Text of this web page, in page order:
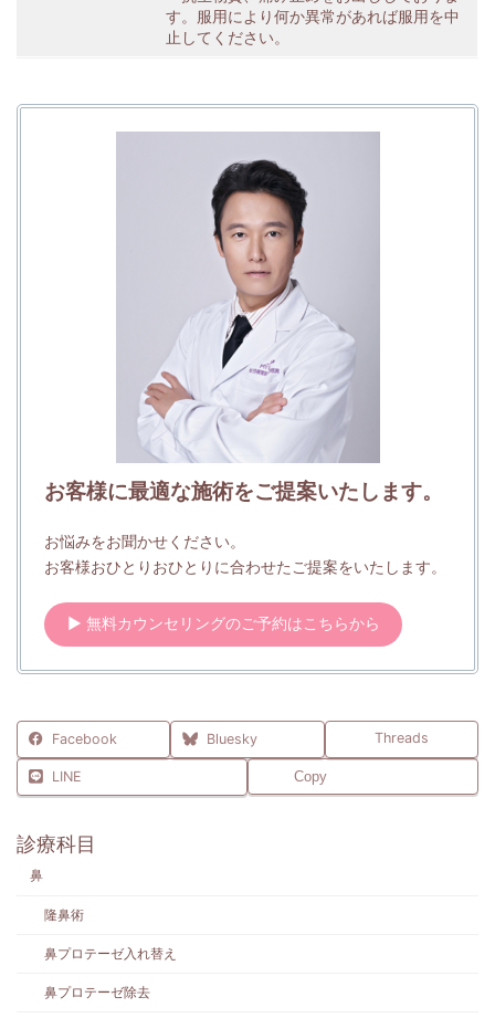
す。服用により何か異常があれば服用を中
止してください。
お客様に最適な施術をご提案いたします。
お悩みをお聞かせください。
お客様おひとりおひとりに合わせたご提案をいたします。
▶ 無料カウンセリングのご予約はこちらから
Facebook Bluesky Threads
LINE Copy
診療科目
鼻
隆鼻術
鼻プロテーゼ入れ替え
鼻プロテーゼ除去